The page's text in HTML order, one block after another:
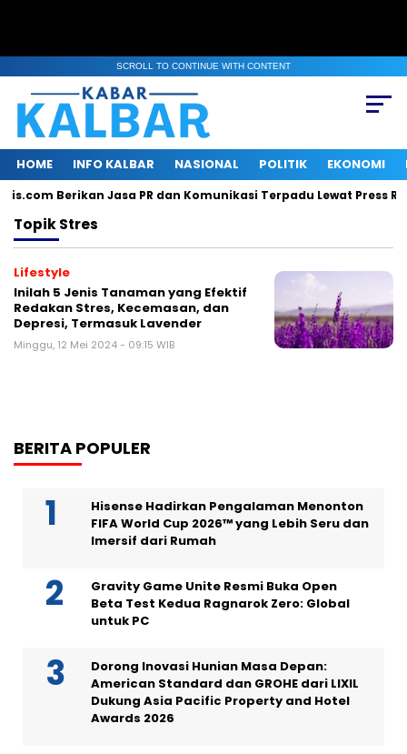
SCROLL TO CONTINUE WITH CONTENT
HOME INFO KALBAR NASIONAL POLITIK EKONOMI
Berikan Jasa PR dan Komunikasi Terpadu Lewat Press
TopikStres
Lifestyle
Inilah 5 Jenis Tanaman yang Efektif
Redakan Stres, Kecemasan, dan
Depresi, Termasuk Lavender
Minggu, 12 Mei 2024 - 09:15 WIB
BERITA POPULER
Hisense Hadirkan Pengalaman Menonton
FIFA World Cup 2026™ yang Lebih Seru dan
Imersif dari Rumah
Gravity Game Unite Resmi Buka Open
Beta Test Kedua Ragnarok Zero: Global
untuk PC
Dorong Inovasi Hunian Masa Depan:
American Standard dan GROHE dari LIXIL
Dukung Asia Pacific Property and Hotel
Awards 2026